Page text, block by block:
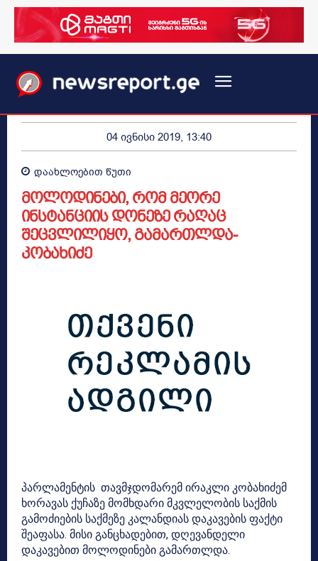
04 ივნისი 2019, 13:40
დაახლოებით წუთი
მოლოდინები, რომ მეორე
ინსტანციის დონეზე რაღაც
შეცვლილიყო, გამართლდა-
კობახიძე
პარლამენტის თავმჯდომარემ ირაკლი კობახიძემ
ხორავას ქუჩაზე მომხდარი მკვლელობის საქმის
გამოძიების საქმეზე კალანდიას დაკავების ფაქტი
შეაფასა. მისი განცხადებით, დღევანდელი
დაკავებით მოლოდინები გამართლდა.